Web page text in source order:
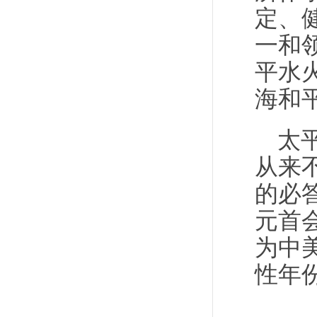
定、
一和
平水
海和
太
从来
的必
元首
为中
性年